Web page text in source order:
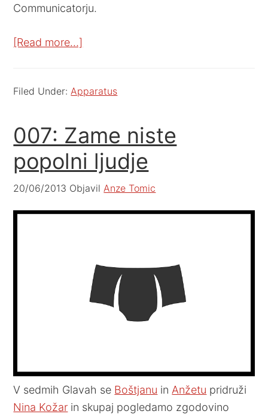
Communicatorju.
[Read more…]
Filed Under: Apparatus
007: Zame niste
popolni ljudje
20/06/2013 Objavil Anze Tomic
V sedmih Glavah se Boštjanu in Anžetu pridruži
Nina Kožar in skupaj pogledamo zgodovino